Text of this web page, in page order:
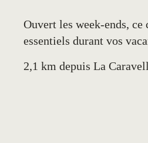
Ouvert les week-ends, ce
essentiels durant vos
2,1 km depuis La